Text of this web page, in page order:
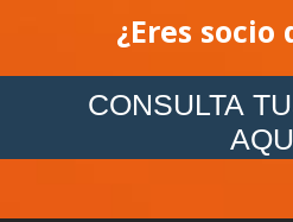
¿Eres socio
CONSULTA